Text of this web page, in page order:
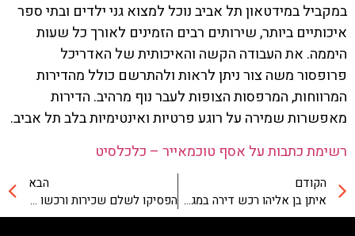
במקביל במידטאון תל אביב נוכל למצוא גני ילדים ובתי ספר
איכותיים ביותר, שירותים רבים הזמינים לאורך כל שעות
היממה. את העבודה הקשה והאיכותית של האדריכל
פרופסור משה צור ניתן לראות ולהתרשם כולל מהדירות
המרווחות, המרפסות הצופות לעבר נוף מרהיב. הדירות
מאפשרות שמירה על רוגע פרטיות ואינטימיות בלב תל אביב.
רשימת כתבות על אסף טוכמאייר – כלכלסיט
הקודם
איתן בן אליהו רכש דירה במגדלי MIDTOWN
הבא
הפסיקו לשלם שכירות ורכשו משרד בפרויקט MIDTOWN